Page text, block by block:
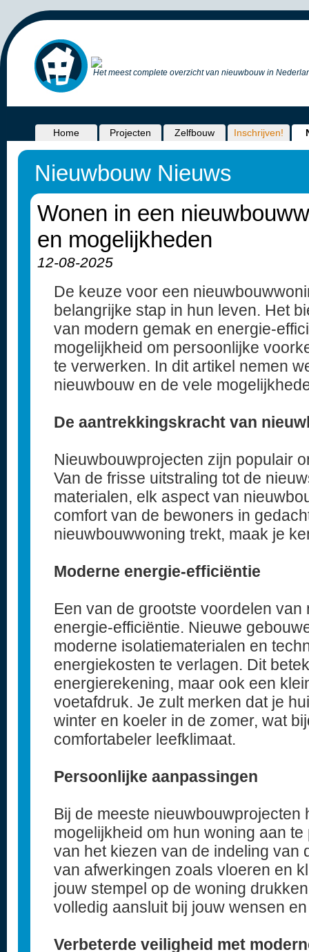
Het meest complete overzicht van nieuwbouw in
Home Projecten Zelfbouw Inschrijven!
Nieuwbouw Nieuws
Wonen in een
en mogelijkheden
12-08-2025
De keuze voor een
belangrijke stap in hun leven. Het
van modern gemak en energie-
mogelijkheid om persoonlijke
te verwerken. In dit artikel nemen
nieuwbouw en de vele
De aantrekkingskracht van
Nieuwbouwprojecten zijn populair
Van de frisse uitstraling tot de
materialen, elk aspect van
comfort van de bewoners in
nieuwbouwwoning trekt, maak je
Moderne energie-efficiëntie
Een van de grootste voordelen
energie-efficiëntie. Nieuwe
moderne isolatiematerialen en
energiekosten te verlagen. Dit
energierekening, maar ook een
voetafdruk. Je zult merken dat je
winter en koeler in de zomer, wat
comfortabeler leefklimaat.
Persoonlijke aanpassingen
Bij de meeste nieuwbouwprojecten
mogelijkheid om hun woning aan
van het kiezen van de indeling van
van afwerkingen zoals vloeren en
jouw stempel op de woning
volledig aansluit bij jouw wensen
Verbeterde veiligheid met